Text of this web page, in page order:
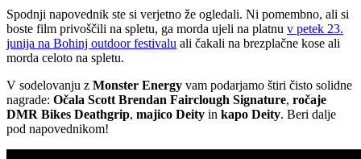
Spodnji napovednik ste si verjetno že ogledali. Ni pomembno, ali si
boste film privoščili na spletu, ga morda ujeli na platnu v petek 23.
junija na Bohinj outdoor festivalu ali čakali na brezplačne kose ali
morda celoto na spletu.
V sodelovanju z Monster Energy vam podarjamo štiri čisto solidne
nagrade: Očala Scott Brendan Fairclough Signature, ročaje
DMR Bikes Deathgrip, majico Deity in kapo Deity. Beri dalje
pod napovednikom!